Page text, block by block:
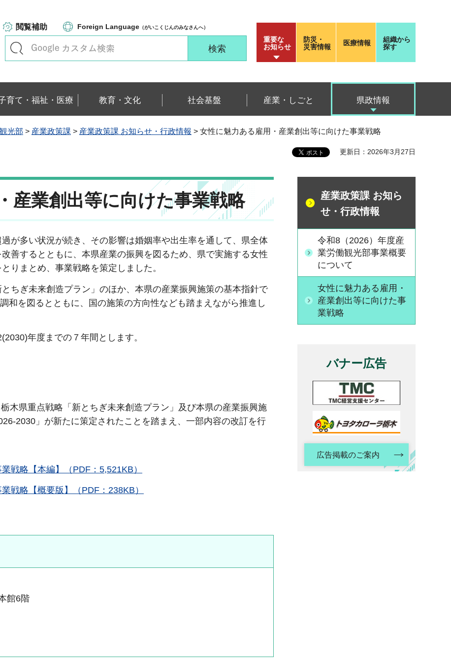
閲覧補助 Foreign Language （がいこくじんのみなさんへ）
重要な
お知らせ
防災・
災害情報
医療情報
組織から
探す
育て・福祉・医療 教育・文化 社会基盤 産業・しごと 県政情報
光部 > 産業政策課 > 産業政策課 お知らせ・行政情報 > 女性に魅力ある雇用・産業創出等に向けた事業戦略
更新日：2026年3月27日
産業創出等に向けた事業戦略
が多い状況が続き、その影響は婚姻率や出生率を通して、県全体
善するとともに、本県産業の振興を図るため、県で実施する女性
りまとめ、事業戦略を策定しました。
ちぎ未来創造プラン」のほか、本県の産業振興施策の基本指針で
和を図るとともに、国の施策の方向性なども踏まえながら推進し
年度までの７年間とします。
木県重点戦略「新とちぎ未来創造プラン」及び本県の産業振興施
2030」が新たに策定されたことを踏まえ、一部内容の改訂を行
戦略【本編】（PDF：5,521KB）
戦略【概要版】（PDF：238KB）
館6階
産業政策課 お知ら
せ・行政情報
令和8（2026）年度産
業労働観光部事業概要
について
女性に魅力ある雇用・
産業創出等に向けた事
業戦略
バナー広告
広告掲載のご案内